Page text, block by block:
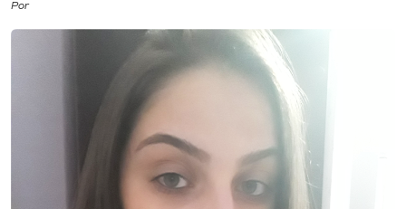
Biblioteca
Por